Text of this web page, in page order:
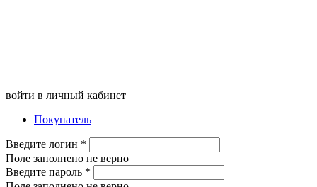
войти в личный кабинет
Покупатель
Введите логин *
Поле заполнено не верно
Введите пароль *